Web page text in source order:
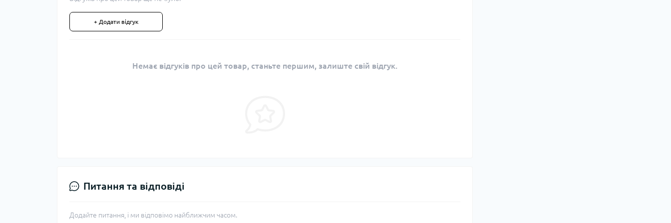
+ Додати відгук
Немає відгуків про цей товар, станьте першим, залиште свій відгук.
Питання та відповіді
Додайте питання, і ми відповімо найближчим часом.